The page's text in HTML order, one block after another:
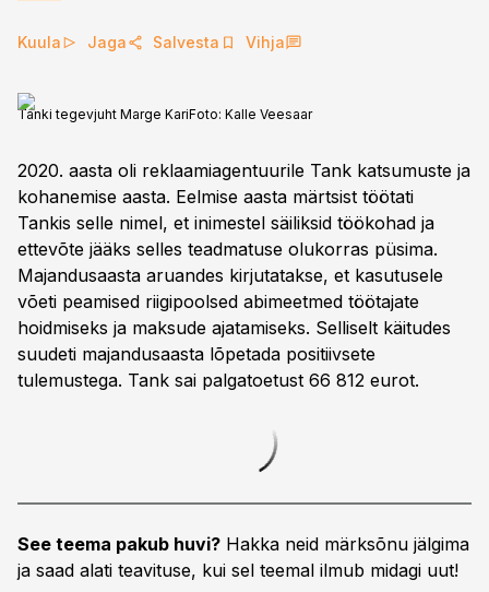
Kuula Jaga Salvesta Vihja
Tanki tegevjuht Marge KariFoto: Kalle Veesaar
2020. aasta oli reklaamiagentuurile Tank katsumuste ja
kohanemise aasta. Eelmise aasta märtsist töötati
Tankis selle nimel, et inimestel säiliksid töökohad ja
ettevõte jääks selles teadmatuse olukorras püsima.
Majandusaasta aruandes kirjutatakse, et kasutusele
võeti peamised riigipoolsed abimeetmed töötajate
hoidmiseks ja maksude ajatamiseks. Selliselt käitudes
suudeti majandusaasta lõpetada positiivsete
tulemustega. Tank sai palgatoetust 66 812 eurot.
See teema pakub huvi? Hakka neid märksõnu jälgima
ja saad alati teavituse, kui sel teemal ilmub midagi uut!